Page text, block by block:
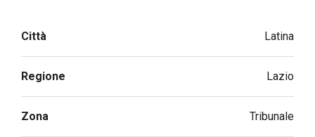
Città Latina
Regione Lazio
Zona Tribunale